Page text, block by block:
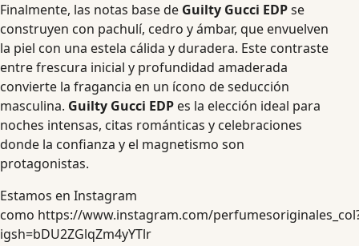
Finalmente, las notas base de Guilty Gucci EDPse
construyen con pachulí, cedro y ámbar, que envuelven
la piel con una estela cálida y duradera. Este contraste
entre frescura inicial y profundidad amaderada
convierte la fragancia en un ícono de seducción
masculina. Guilty Gucci EDP es la elección ideal para
noches intensas, citas románticas y celebraciones
donde la confianza y el magnetismo son
protagonistas.
Estamos en Instagram
como https://www.instagram.com/
igsh=bDU2ZGlqZm4yYTlr